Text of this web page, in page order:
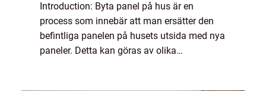
Introduction: Byta panel på hus är en
process som innebär att man ersätter den
befintliga panelen på husets utsida med nya
paneler. Detta kan göras av olika